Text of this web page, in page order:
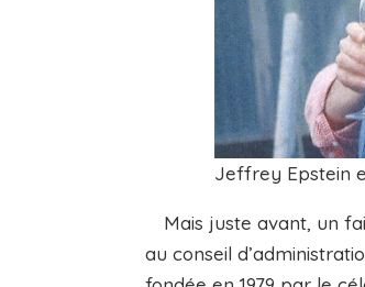
Jeffrey Epstein
Mais juste avant, un
au conseil